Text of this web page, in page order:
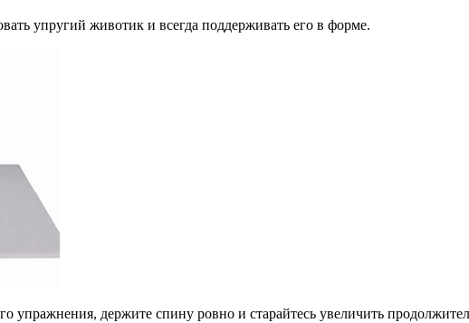
упругий животик и всегда поддерживать его в форме.
упражнения, держите спину ровно и старайтесь увеличить